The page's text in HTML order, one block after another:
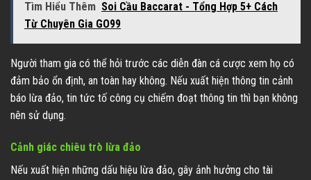
Tìm Hiểu Thêm Soi Cầu Baccarat - Tổng Hợp 5+ Cách
Từ Chuyên Gia GO99
Người tham gia có thể hỏi trước các diễn đàn cá cược xem họ có
đảm bảo ổn định, an toàn hay không. Nếu xuất hiện thông tin cảnh
báo lừa đảo, tin tức tố công cụ chiếm đoạt thông tin thì bạn không
nên sử dụng.
Cảnh giác chiêu trò lừa đảo
Nếu xuất hiện những dấu hiệu lừa đảo, gây ảnh hưởng cho tài